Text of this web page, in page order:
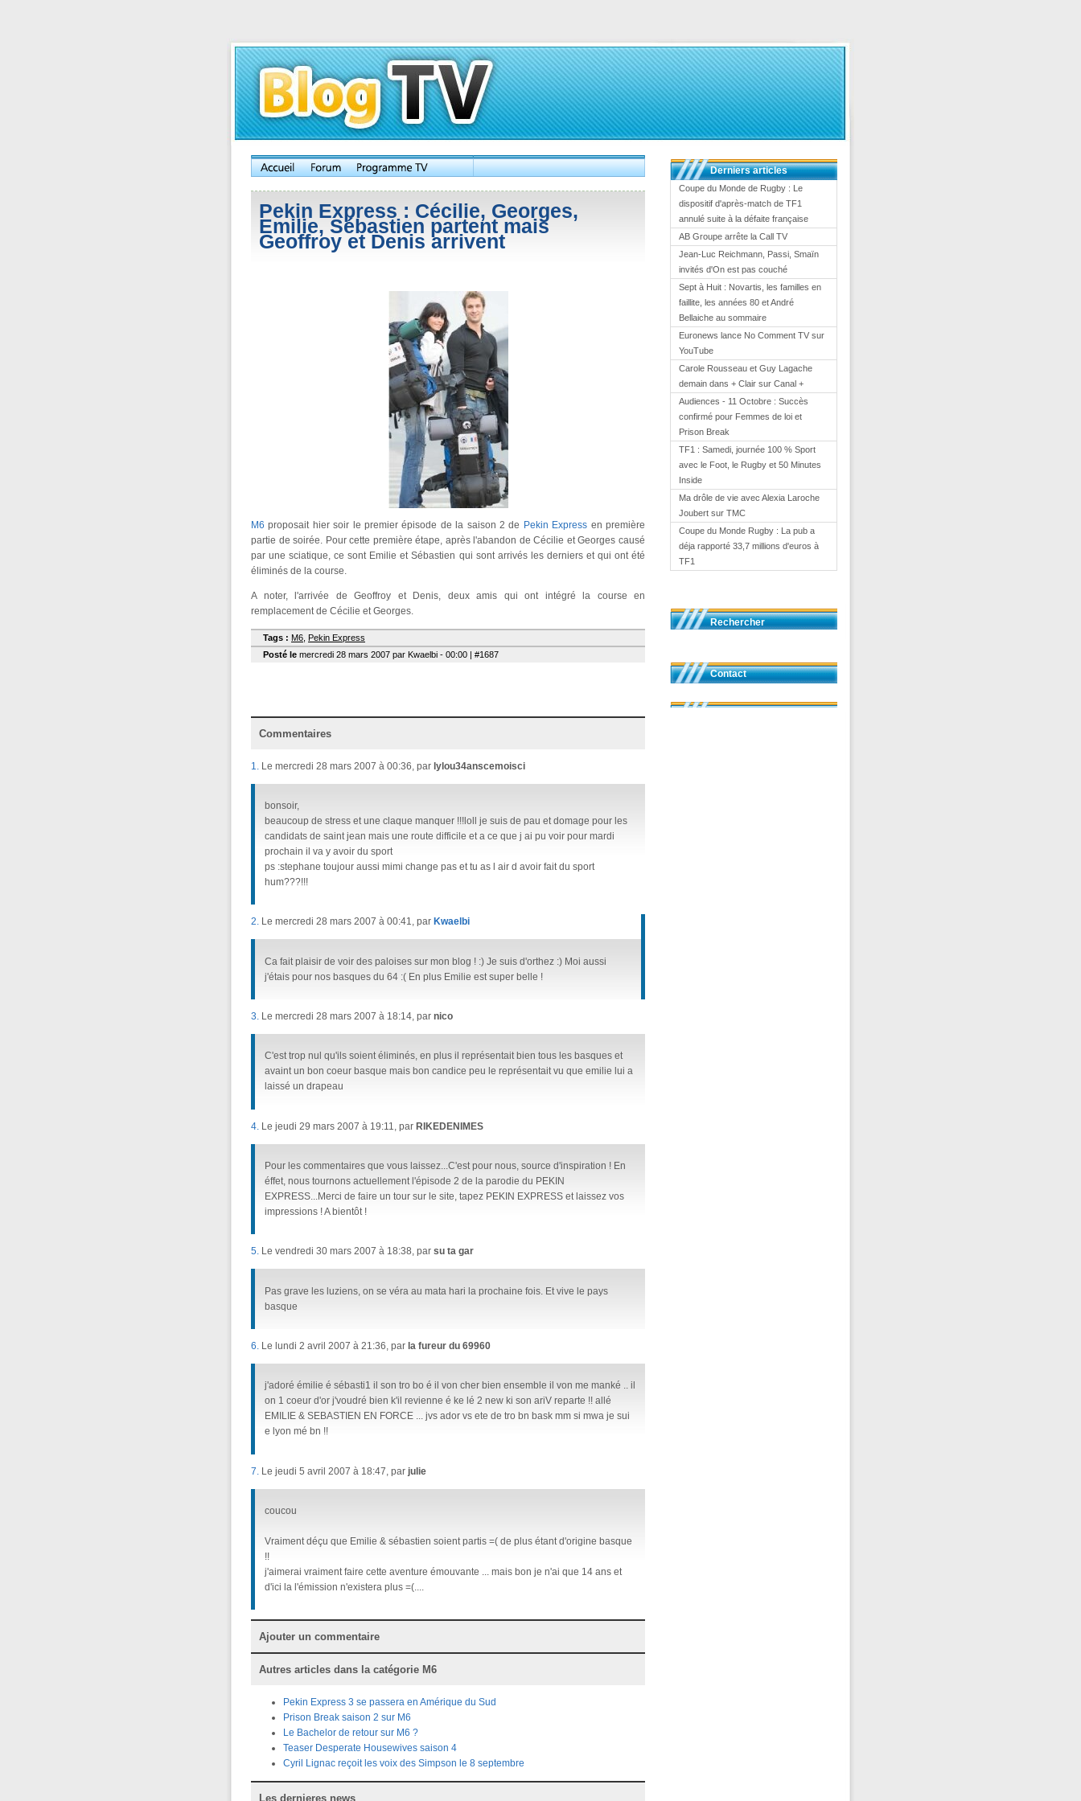
Pekin Express : Cécilie, Georges,
Emilie, Sébastien partent mais
Geoffroy et Denis arrivent
M6 proposait hier soir le premier épisode de la saison 2 de Pekin Express en première
partie de soirée. Pour cette première étape, après l'abandon de Cécilie et Georges causé
par une sciatique, ce sont Emilie et Sébastien qui sont arrivés les derniers et qui ont été
éliminés de la course.
A noter, l'arrivée de Geoffroy et Denis, deux amis qui ont intégré la course en
remplacement de Cécilie et Georges.
Tags : M6 Pekin Express
Posté le mercredi 28 mars 2007 par Kwaelbi - 00:00 | #1687
Commentaires
1. Le mercredi 28 mars 2007 à 00:36, par lylou34anscemoisci
bonsoir,
beaucoup de stress et une claque manquer !!!loll je suis de pau et domage pour les
candidats de saint jean mais une route difficile et a ce que j ai pu voir pour mardi
prochain il va y avoir du sport
ps :stephane toujour aussi mimi change pas et tu as l air d avoir fait du sport
hum???!!!
2. Le mercredi 28 mars 2007 à 00:41, par Kwaelbi
Ca fait plaisir de voir des paloises sur mon blog ! :) Je suis d'orthez :) Moi aussi
j'étais pour nos basques du 64 :( En plus Emilie est super belle !
3. Le mercredi 28 mars 2007 à 18:14, par nico
C'est trop nul qu'ils soient éliminés, en plus il représentait bien tous les basques et
avaint un bon coeur basque mais bon candice peu le représentait vu que emilie lui a
laissé un drapeau
4. Le jeudi 29 mars 2007 à 19:11, par RIKEDENIMES
Pour les commentaires que vous laissez...C'est pour nous, source d'inspiration ! En
éffet, nous tournons actuellement l'épisode 2 de la parodie du PEKIN
EXPRESS...Merci de faire un tour sur le site, tapez PEKIN EXPRESS et laissez vos
impressions ! A bientôt !
5. Le vendredi 30 mars 2007 à 18:38, par su ta gar
Pas grave les luziens, on se véra au mata hari la prochaine fois. Et vive le pays
basque
6. Le lundi 2 avril 2007 à 21:36, par la fureur du 69960
j'adoré émilie é sébasti1 il son tro bo é il von cher bien ensemble il von me manké .. il
on 1 coeur d'or j'voudré bien k'il revienne é ke lé 2 new ki son ariV reparte !! allé
EMILIE & SEBASTIEN EN FORCE ... jvs ador vs ete de tro bn bask mm si mwa je sui
e lyon mé bn !!
7. Le jeudi 5 avril 2007 à 18:47, par julie
coucou
Vraiment déçu que Emilie & sébastien soient partis =( de plus étant d'origine basque
!!
j'aimerai vraiment faire cette aventure émouvante ... mais bon je n'ai que 14 ans et
d'ici la l'émission n'existera plus =(....
Ajouter un commentaire
Autres articles dans la catégorie M6
Pekin Express 3 se passera en Amérique du Sud
Prison Break saison 2 sur M6
Le Bachelor de retour sur M6 ?
Teaser Desperate Housewives saison 4
Cyril Lignac reçoit les voix des Simpson le 8 septembre
Les dernieres news
Derniers articles
Coupe du Monde de Rugby : Le
dispositif d'après-match de TF1
annulé suite à la défaite française
AB Groupe arrête la Call TV
Jean-Luc Reichmann, Passi, Smaïn
invités d'On est pas couché
Sept à Huit : Novartis, les familles en
faillite, les années 80 et André
Bellaiche au sommaire
Euronews lance No Comment TV sur
YouTube
Carole Rousseau et Guy Lagache
demain dans + Clair sur Canal +
Audiences - 11 Octobre : Succès
confirmé pour Femmes de loi et
Prison Break
TF1 : Samedi, journée 100 % Sport
avec le Foot, le Rugby et 50 Minutes
Inside
Ma drôle de vie avec Alexia Laroche
Joubert sur TMC
Coupe du Monde Rugby : La pub a
déja rapporté 33,7 millions d'euros à
TF1
Rechercher
Contact